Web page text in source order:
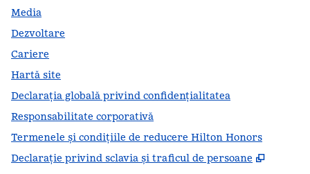
Media
Dezvoltare
Cariere
Hartă site
Declarația globală privind confidenţialitatea
Responsabilitate corporativă
Termenele și condițiile de reducere Hilton Honors
Declarație privind sclavia și traficul de persoane
,